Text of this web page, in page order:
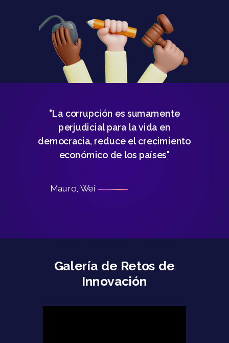
Mauro, Wei
"La corrupción es sumamente
perjudicial para la vida en
democracia, reduce el crecimiento
económico de los países"
Galería de Retos de
Innovación